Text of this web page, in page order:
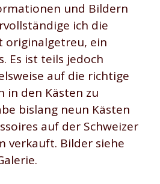
und Bildern
ich die
originalgetreu, ein
Es ist teils jedoch
auf die richtige
in den Kästen zu
bislang neun Kästen
auf der Schweizer
verkauft. Bilder siehe